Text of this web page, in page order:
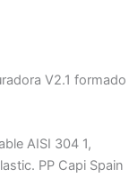
V2.1 formado
AISI 304 1,
PP Capi Spain